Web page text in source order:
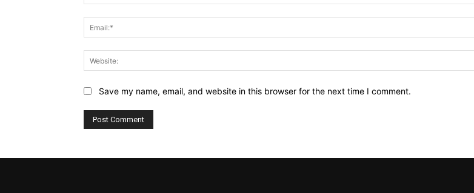
Save my name, email, and website in this browser for the next time I comment.